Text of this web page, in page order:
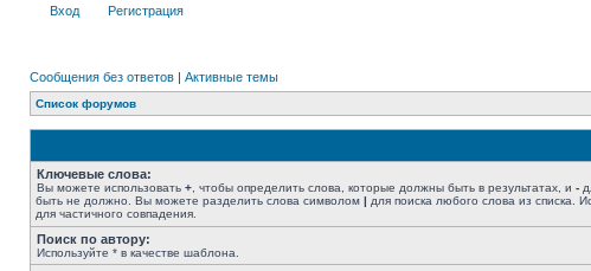
Вход Регистрация
Сообщения без ответов | Активные темы
Список форумов
Ключевые слова:
Вы можете использовать + , чтобы определить слова, которые должны быть в результатах, и -
быть не должно. Вы можете разделить слова символом | для поиска любого слова из списка.
для частичного совпадения.
Поиск по автору:
Используйте * в качестве шаблона.